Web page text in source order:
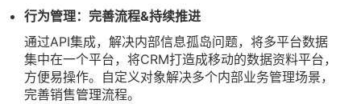
行为管理：完善流程&持续推进
通过API集成，解决内部信息孤岛问题，将多平台数据
集中在一个平台，将CRM打造成移动的数据资料平台，
方便易操作。自定义对象解决多个内部业务管理场景，
完善销售管理流程。